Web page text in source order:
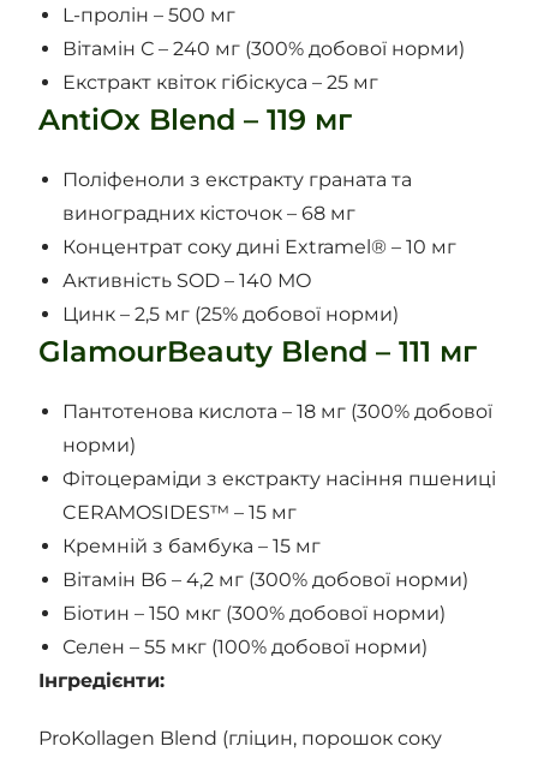
L-пролін – 500 мг
Вітамін С – 240 мг (300% добової норми)
Екстракт квіток гібіскуса – 25 мг
AntiOx Blend – 119 мг
Поліфеноли з екстракту граната та
виноградних кісточок – 68 мг
Концентрат соку дині Extramel® – 10 мг
Активність SOD – 140 МО
Цинк – 2,5 мг (25% добової норми)
GlamourBeauty Blend – 111 мг
Пантотенова кислота – 18 мг (300% добової
норми)
Фітоцераміди з екстракту насіння пшениці
CERAMOSIDES™ – 15 мг
Кремній з бамбука – 15 мг
Вітамін B6 – 4,2 мг (300% добової норми)
Біотин – 150 мкг (300% добової норми)
Селен – 55 мкг (100% добової норми)
Інгредієнти:
ProKollagen Blend (гліцин, порошок соку